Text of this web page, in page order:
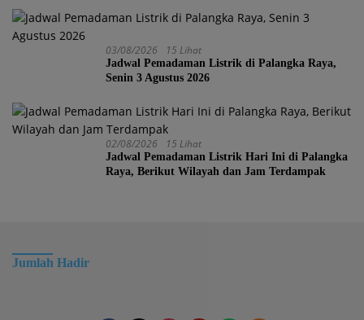
03/08/2026 15 Lihat
Jadwal Pemadaman Listrik di Palangka Raya,
Senin 3 Agustus 2026
02/08/2026 15 Lihat
Jadwal Pemadaman Listrik Hari Ini di Palangka
Raya, Berikut Wilayah dan Jam Terdampak
Jumlah Hadir